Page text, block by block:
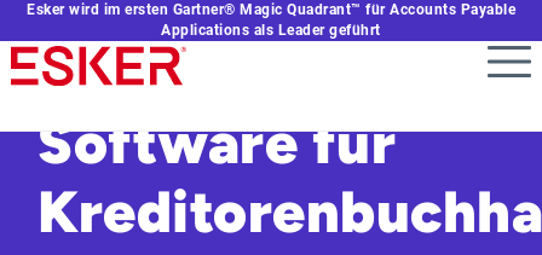
Skip
to
main
content
Esker wird im ersten Gartner® Magic Quadrant™ für Accounts Payable
Applications als Leader geführt
Software für